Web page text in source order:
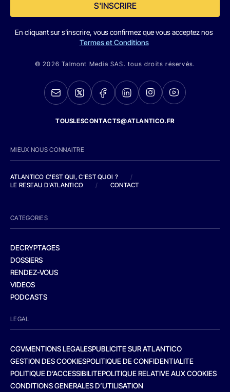
S'INSCRIRE
En cliquant sur s'inscrire, vous confirmez que vous acceptez nos
Termes et Conditions
© 2026 Talmont Media SAS. tous droits réservés.
TOUSLESCONTACTS@ATLANTICO.FR
MIEUX NOUS CONNAITRE
ATLANTICO C'EST QUI, C'EST QUOI ?
/
LE RESEAU D'ATLANTICO
/ CONTACT
CATEGORIES
DECRYPTAGES
DOSSIERS
RENDEZ-VOUS
VIDEOS
PODCASTS
LEGAL
CGVMENTIONS LEGALESPUBLICITE SUR ATLANTICO
GESTION DES COOKIESPOLITIQUE DE CONFIDENTIALITE
POLITIQUE D’ACCESSIBILITEPOLITIQUE RELATIVE AUX COOKIES
CONDITIONS GENERALES D’UTILISATION